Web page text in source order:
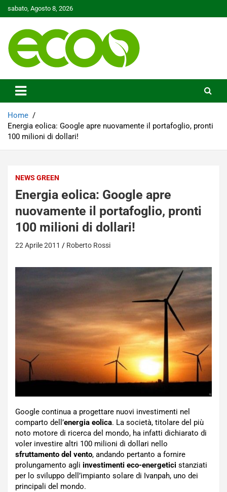
to
sabato, Agosto 8, 2026
Ecoo.it
Home
Energia eolica: Google apre nuovamente il portafoglio, pronti
100 milioni di dollari!
NEWS GREEN
Energia eolica: Google apre
nuovamente il portafoglio, pronti
100 milioni di dollari!
22 Aprile 2011 Roberto Rossi
Google continua a progettare nuovi investimenti nel
comparto dell’energia eolica. La società, titolare del più
noto motore di ricerca del mondo, ha infatti dichiarato di
voler investire altri 100 milioni di dollari nello
sfruttamento del vento, andando pertanto a fornire
prolungamento agli investimenti eco-energetici stanziati
per lo sviluppo dell’impianto solare di Ivanpah, uno dei
principali del mondo.